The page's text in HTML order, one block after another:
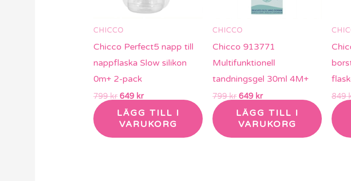
CHICCO
Chicco Perfect5 napp till
nappflaska Slow silikon
0m+ 2-pack
799kr 649 kr
LÄGG TILL I
VARUKORG
CHICCO
Chicco 913771
Multifunktionell
tandningsgel 30ml 4M+
799kr 649 kr
LÄGG TILL I
VARUKORG
849